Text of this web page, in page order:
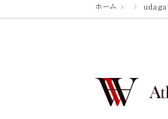
ホーム